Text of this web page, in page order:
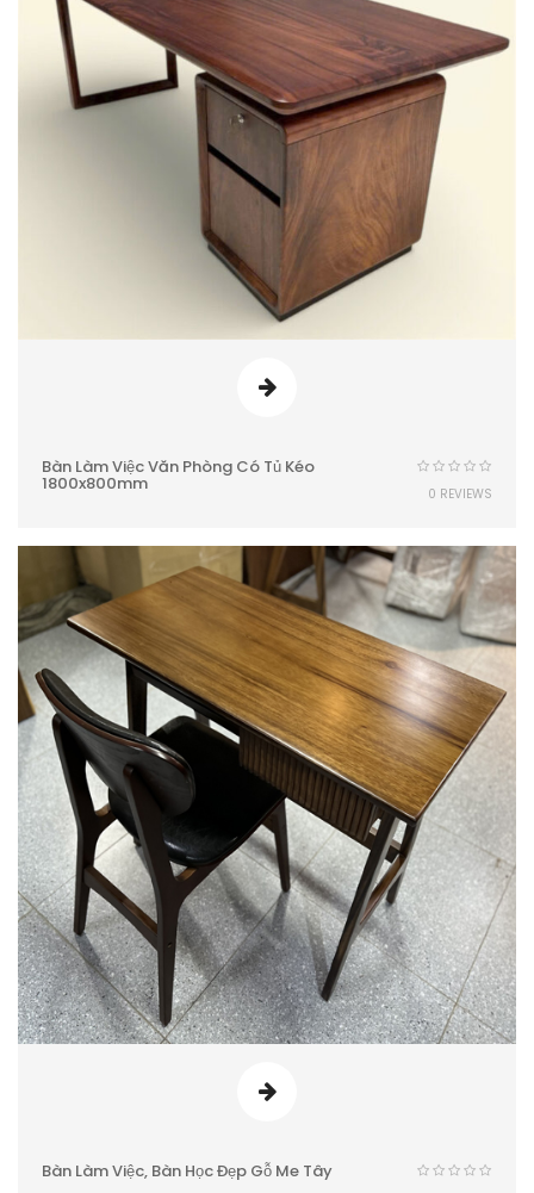
Bàn Làm Việc Văn Phòng Có Tủ Kéo
1800x800mm 0 REVIEWS
Bàn Làm Việc, Bàn Học Đẹp Gỗ Me Tây